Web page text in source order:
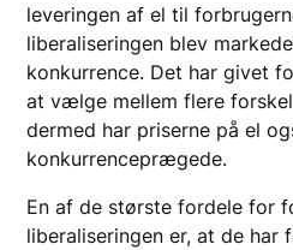
leveringen af el til
liberaliseringen blev
konkurrence. Det har givet
at vælge mellem flere
dermed har priserne på el
konkurrenceprægede.
En af de største fordele for
liberaliseringen er, at de har